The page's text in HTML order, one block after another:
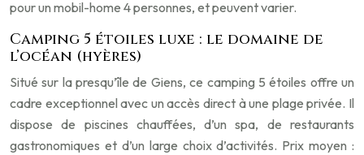
pour un mobil-home 4 personnes, et peuvent varier.
Camping 5 étoiles luxe : le domaine de
l’océan (hyères)
Situé sur la presqu’île de Giens, ce camping 5 étoiles offre un
cadre exceptionnel avec un accès direct à une plage privée. Il
dispose de piscines chauffées, d’un spa, de restaurants
gastronomiques et d’un large choix d’activités. Prix moyen :